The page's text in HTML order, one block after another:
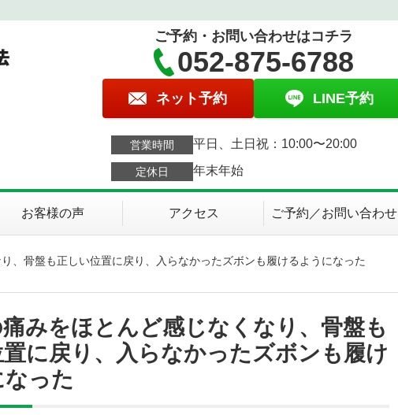
ご予約・お問い合わせはコチラ
052-875-6788
ネット予約 LINE予約
営業時間 平日、土日祝：10:00〜20:00
定休日 年末年始
お客様の声 アクセス ご予約／お問い合わせ
、骨盤も正しい位置に戻り、入らなかったズボンも履けるようになった
みをほとんど感じなくなり、骨盤も
に戻り、入らなかったズボンも履け
った